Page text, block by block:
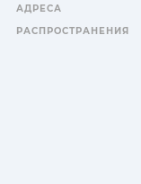
АДРЕСА
РАСПРОСТРАНЕНИЯ